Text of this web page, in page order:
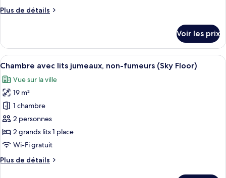
Standard
jumeaux,
non-
fumeurs
(Sky
Floor)
Plus de détails
Plus
le
type
de
Chambre
Standard
avec
lits
jumeaux,
non-
fumeurs
(Sky
Voir les prix
Afficher
toutes
les
photos
pour
ce
type
de
chambre :
Chambre
Une chambre d’hôtel avec deux
14
Chambre avec lits jumeaux, non-fumeurs (Sky Floor)
Vue sur la ville
19 m²
1 chambre
2 personnes
2 grands lits 1 place
Wi-Fi gratuit
Plus de détails
Plus